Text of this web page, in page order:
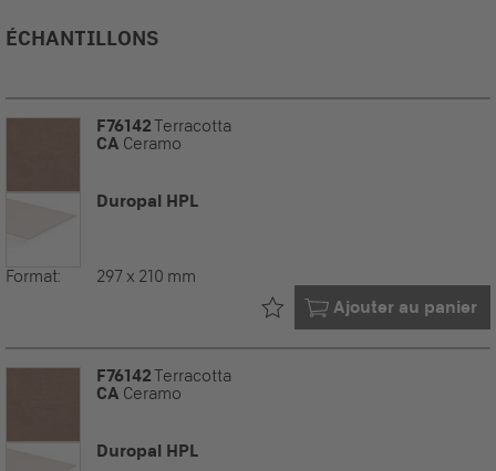
ÉCHANTILLONS
F76142Terracotta
CA Ceramo
Duropal HPL
Format: 297 x 210 mm
Ajouter au panier
Déjà dans votre
F76142Terracotta
CA Ceramo
Duropal HPL